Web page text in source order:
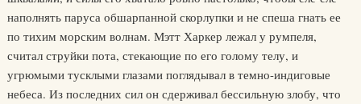
наполнять паруса обшарпанной скорлупки и не спеша гнать ее
по тихим морским волнам. Мэтт Харкер лежал у румпеля,
считал струйки пота, стекающие по его голому телу, и
угрюмыми тусклыми глазами поглядывал в темно-индиговые
небеса. Из последних сил он сдерживал бессильную злобу, что